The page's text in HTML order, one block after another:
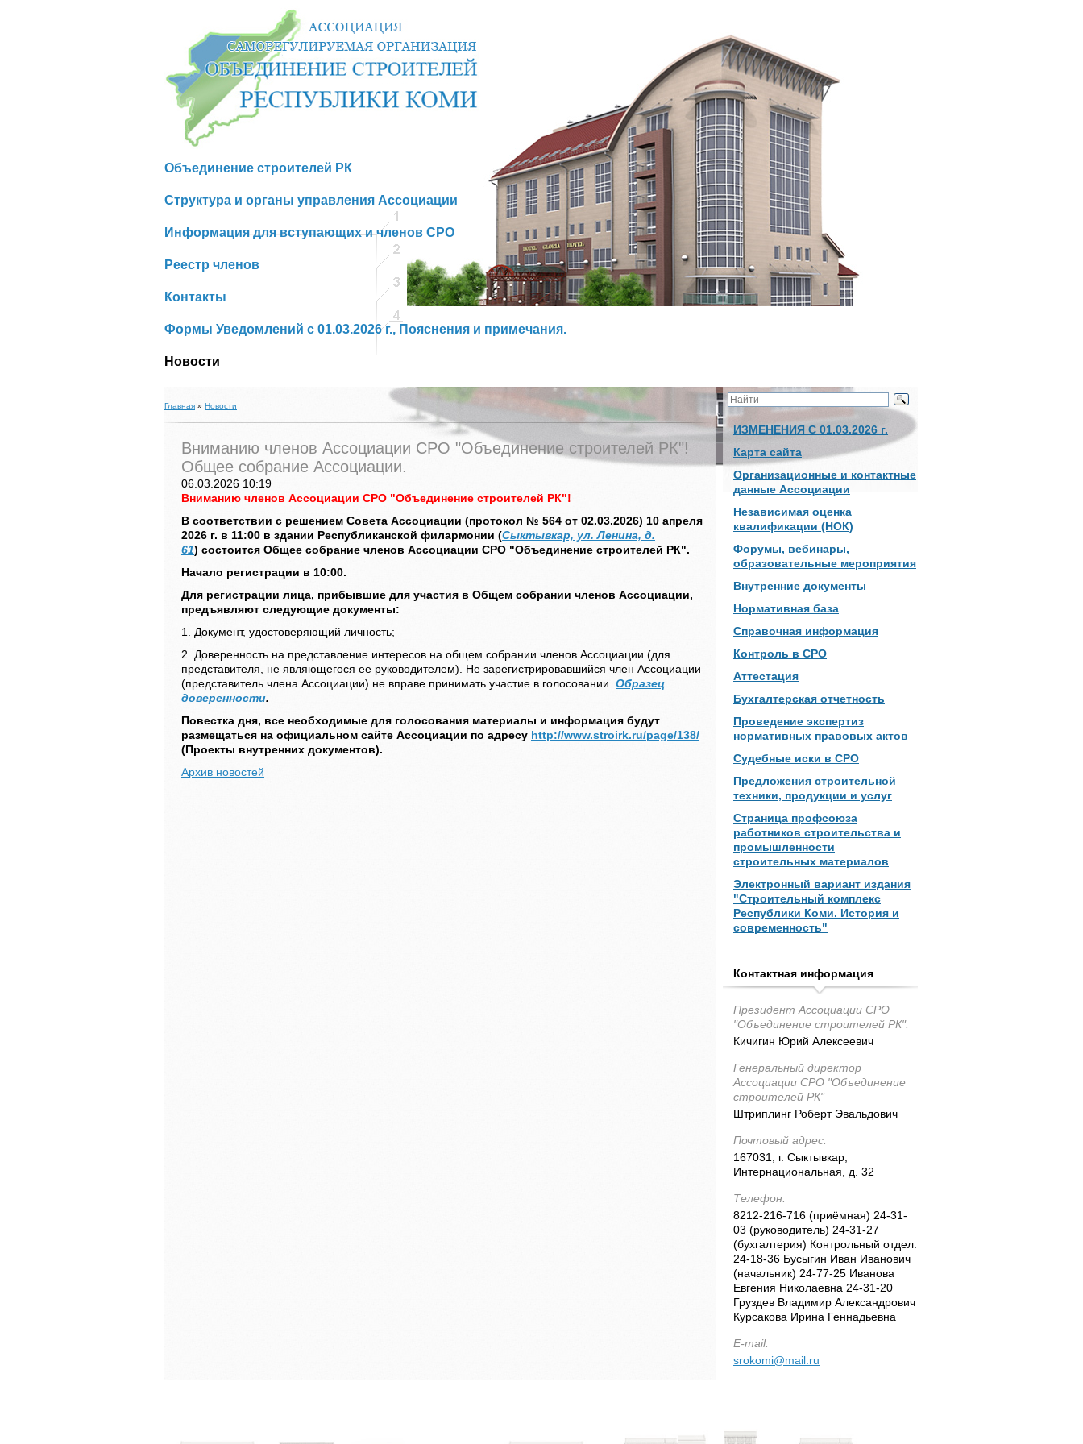
Объединение строителей РК
Структура и органы управления Ассоциации
Информация для вступающих и членов СРО
Реестр членов
Контакты
Формы Уведомлений с 01.03.2026 г., Пояснения и примечания.
Новости
Главная » Новости
Вниманию членов Ассоциации СРО "Объединение строителей РК"!
Общее собрание Ассоциации.
06.03.2026 10:19
Вниманию членов Ассоциации СРО "Объединение строителей РК"!
В соответствии с решением Совета Ассоциации (протокол № 564 от 02.03.2026) 10 апреля
2026 г. в 11:00 в здании Республиканской филармонии (Сыктывкар, ул. Ленина, д.
61) состоится Общее собрание членов Ассоциации СРО "Объединение строителей РК".
Начало регистрации в 10:00.
Для регистрации лица, прибывшие для участия в Общем собрании членов Ассоциации,
предъявляют следующие документы:
1. Документ, удостоверяющий личность;
2.
Доверенность на представление интересов на общем собрании членов Ассоциации (для
представителя, не являющегося ее руководителем). Не зарегистрировавшийся член Ассоциации
(представитель члена Ассоциации) не вправе принимать участие в голосовании. Образец
доверенности.
Повестка дня, все необходимые для голосования материалы и информация будут
размещаться на официальном сайте Ассоциации по адресу http://www.stroirk.ru/page/138/
(Проекты внутренних документов).
Архив новостей
ИЗМЕНЕНИЯ С 01.03.2026 г.
Карта сайта
Организационные и контактные
данные Ассоциации
Независимая оценка
квалификации (НОК)
Форумы, вебинары,
образовательные мероприятия
Внутренние документы
Нормативная база
Справочная информация
Контроль в СРО
Аттестация
Бухгалтерская отчетность
Проведение экспертиз
нормативных правовых актов
Судебные иски в СРО
Предложения строительной
техники, продукции и услуг
Страница профсоюза
работников строительства и
промышленности
строительных материалов
Электронный вариант издания
"Строительный комплекс
Республики Коми. История и
современность"
Контактная информация
Президент Ассоциации СРО
"Объединение строителей РК":
Кичигин Юрий Алексеевич
Генеральный директор
Ассоциации СРО "Объединение
строителей РК"
Штриплинг Роберт Эвальдович
Почтовый адрес:
167031, г. Сыктывкар,
Интернациональная, д. 32
Телефон:
8212-216-716 (приёмная) 24-31-
03 (руководитель) 24-31-27
(бухгалтерия) Контрольный отдел:
24-18-36 Бусыгин Иван Иванович
(начальник) 24-77-25 Иванова
Евгения Николаевна 24-31-20
Груздев Владимир Александрович
Курсакова Ирина Геннадьевна
Е-mail:
srokomi@mail.ru